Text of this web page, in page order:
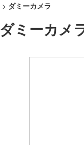
> ダミーカメラ
ダミーカメ